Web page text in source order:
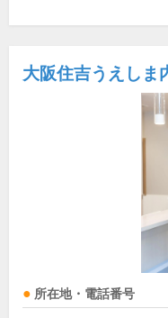
大阪住吉うえしま
所在地・電話番号